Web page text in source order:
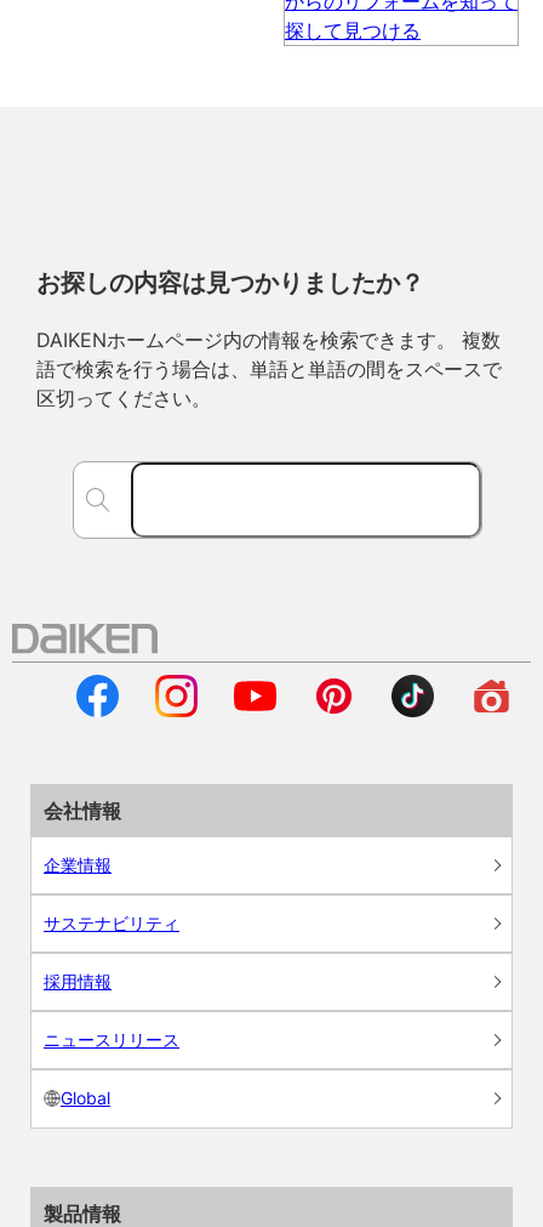
お探しの内容は見つかりましたか？
DAIKENホームページ内の情報を検索できます。 複数
語で検索を行う場合は、単語と単語の間をスペースで
区切ってください。
会社情報
企業情報
サステナビリティ
採用情報
ニュースリリース
Global
製品情報